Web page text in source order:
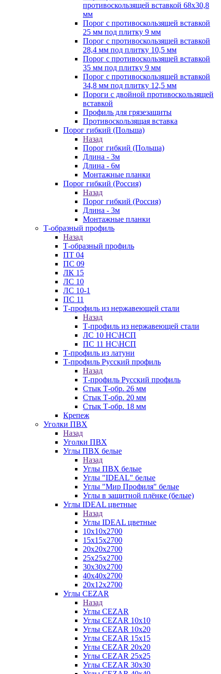
противоскользящей вставкой 68х30,8
мм
Порог с противоскользящей вставкой
25 мм под плитку 9 мм
Порог с противоскользящей вставкой
28,4 мм под плитку 10,5 мм
Порог с противоскользящей вставкой
35 мм под плитку 9 мм
Порог с противоскользящей вставкой
34,8 мм под плитку 12,5 мм
Пороги с двойной противоскользящей
вставкой
Профиль для грязезащиты
Противоскользящая вставка
Порог гибкий (Польша)
Назад
Порог гибкий (Польша)
Длина - 3м
Длина - 6м
Монтажные планки
Порог гибкий (Россия)
Назад
Порог гибкий (Россия)
Длина - 3м
Монтажные планки
Т-образный профиль
Назад
Т-образный профиль
ПТ 04
ПС 09
ЛК 15
ЛС 10
ЛС 10-1
ПС 11
Т-профиль из нержавеющей стали
Назад
Т-профиль из нержавеющей стали
ЛС 10 НС\НСП
ПС 11 НС\НСП
Т-профиль из латуни
Т-профиль Русский профиль
Назад
Т-профиль Русский профиль
Стык Т-обр. 26 мм
Стык Т-обр. 20 мм
Стык Т-обр. 18 мм
Крепеж
Уголки ПВХ
Назад
Уголки ПВХ
Углы ПВХ белые
Назад
Углы ПВХ белые
Углы "IDEAL" белые
Углы "Мир Профиля" белые
Углы в защитной плёнке (белые)
Углы IDEAL цветные
Назад
Углы IDEAL цветные
10х10х2700
15х15х2700
20х20х2700
25х25х2700
30х30х2700
40х40х2700
20х12х2700
Углы CEZAR
Назад
Углы CEZAR
Углы CEZAR 10х10
Углы CEZAR 10х20
Углы CEZAR 15х15
Углы CEZAR 20х20
Углы CEZAR 25х25
Углы CEZAR 30х30